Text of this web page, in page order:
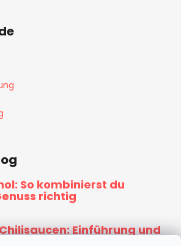
So kombinierst du
richtig
Einführung und